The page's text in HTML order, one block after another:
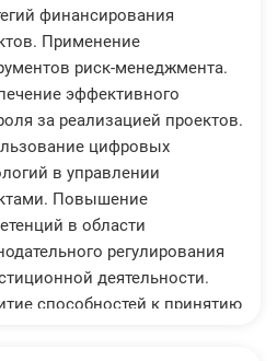
финансирования
Применение
риск-менеджмента.
эффективного
за реализацией проектов.
цифровых
в управлении
Повышение
в области
регулирования
деятельности.
способностей к принятию